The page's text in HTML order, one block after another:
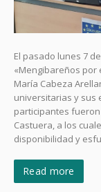
El pasado lunes 7
«Mengibareños por
María Cabeza
universitarias y sus
participantes
Castuera, a los
disponibilidad y
Read more